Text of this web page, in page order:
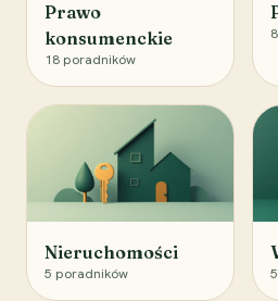
Prawo
konsumenckie
18 poradników
8
Nieruchomości
5 poradników 5